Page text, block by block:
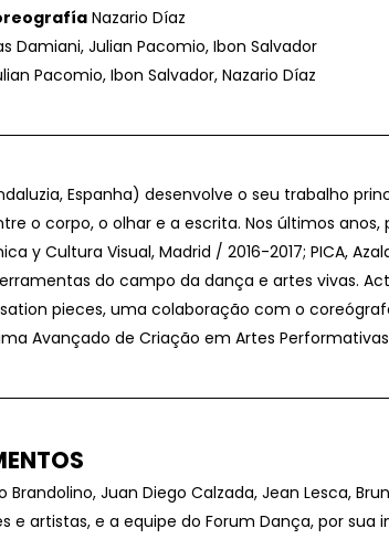
Nazario Díaz
Damiani, Julian Pacomio, Ibon Salvador
Pacomio, Ibon Salvador, Nazario Díaz
Espanha) desenvolve o seu trabalho
o corpo, o olhar e a escrita. Nos últimos
y Cultura Visual, Madrid / 2016-2017; PICA,
do campo da dança e artes vivas.
pieces, uma colaboração com o
Avançado de Criação em Artes
Brandolino, Juan Diego Calzada, Jean Lesca,
e artistas, e a equipe do Forum Dança, por